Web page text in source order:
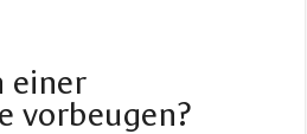
einer
vorbeugen?